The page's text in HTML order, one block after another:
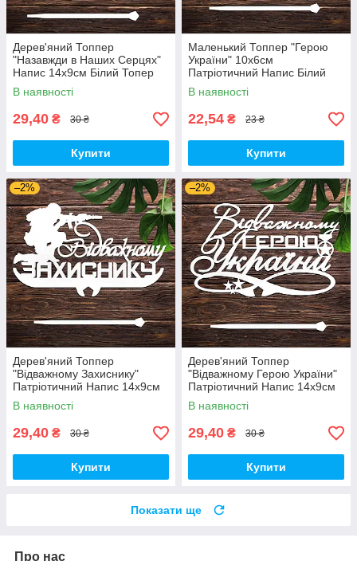
Дерев'яний Топпер
"Назавжди в Наших Серцях"
Напис 14х9см Білий Топер
для Торта, у Букет Квіти
Фігурка Захиснику
В наявності
29,40 ₴ 30 ₴
Купити
Маленький Топпер "Герою
України" 10х6см
Патріотичний Напис Білий
Топер для Торта, у Букет
Квіти Фігурка Захиснику
В наявності
22,54 ₴ 23 ₴
Купити
–2%
Дерев'яний Топпер
"Відважному Захиснику"
Патріотичний Напис 14х9см
Білий Топер для Торта, у
Букет Квіти Фігурка Герою
України
В наявності
29,40 ₴ 30 ₴
Купити
–2%
Дерев'яний Топпер
"Відважному Герою України"
Патріотичний Напис 14х9см
Білий Топер для Торта, у
Букет Квіти Фігурка Захиснику
В наявності
29,40 ₴ 30 ₴
Купити
Показати ще
Про нас